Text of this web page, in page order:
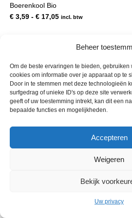
Beheer
Om de beste ervaringen te bieden,
cookies om informatie over je apparaat op te
Door in te stemmen met deze technologieën
surfgedrag of unieke ID's op deze site
geeft of uw toestemming intrekt, kan dit een
bepaalde functies en mogelijkheden.
Accepteren
Weigeren
Bekijk
Uw privacy
gekozen
op
de
Boerenkool Bio
€ 3,59 - € 17,05Prijsklasse:
€ 17,05
incl. btw
© 2013 - 2026 De Duurzame Tuin KvK
NL001968744B76 Hosting: